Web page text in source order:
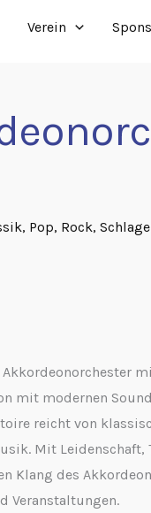
Verein
, Pop, Rock,
mit modernen
reicht von
Mit Leidenschaft,
Klang des
Veranstaltungen.